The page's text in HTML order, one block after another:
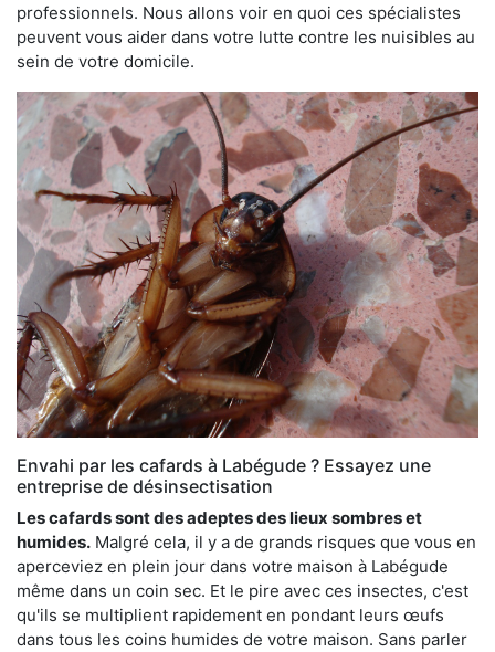
professionnels. Nous allons voir en quoi ces spécialistes
peuvent vous aider dans votre lutte contre les nuisibles au
sein de votre domicile.
Envahi par les cafards à Labégude ? Essayez une
entreprise de désinsectisation
Les cafards sont des adeptes des lieux sombres et
humides. Malgré cela, il y a de grands risques que vous en
aperceviez en plein jour dans votre maison à Labégude
même dans un coin sec. Et le pire avec ces insectes, c'est
qu'ils se multiplient rapidement en pondant leurs œufs
dans tous les coins humides de votre maison. Sans parler